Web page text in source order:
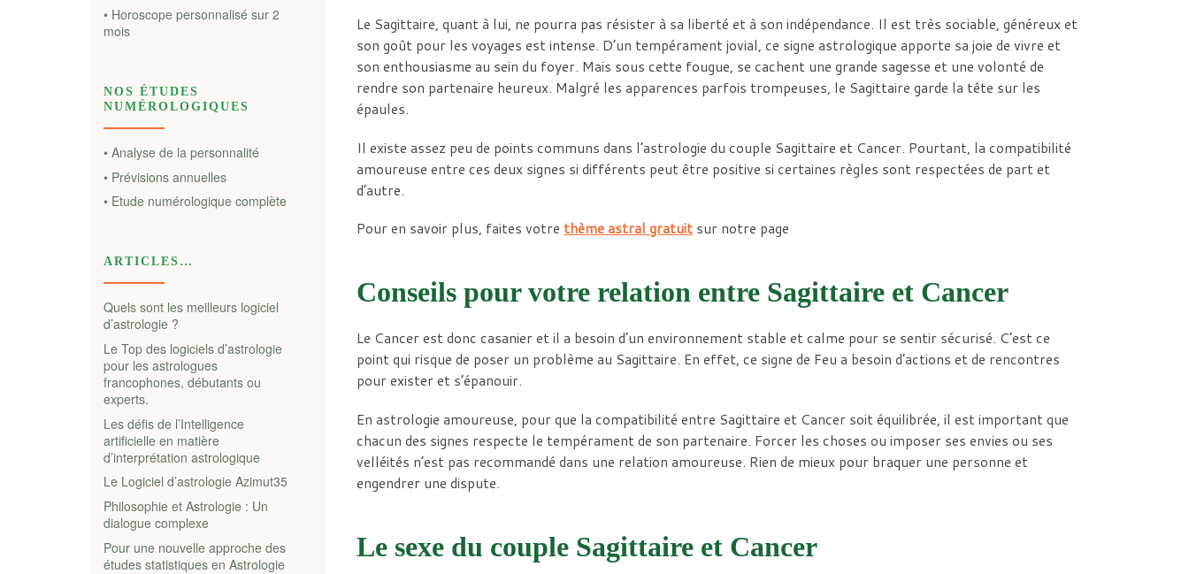
Le Sagittaire, quant à lui, ne pourra pas résister à sa liberté et à son indépendance. Il est très sociable, généreux et
son goût pour les voyages est intense. D’un tempérament jovial, ce signe astrologique apporte sa joie de vivre et
son enthousiasme au sein du foyer. Mais sous cette fougue, se cachent une grande sagesse et une volonté de
rendre son partenaire heureux. Malgré les apparences parfois trompeuses, le Sagittaire garde la tête sur les
épaules.
Il existe assez peu de points communs dans l’astrologie du couple Sagittaire et Cancer. Pourtant, la compatibilité
amoureuse entre ces deux signes si différents peut être positive si certaines règles sont respectées de part et
d’autre.
Pour en savoir plus, faites votre thème astral gratuit sur notre page
Conseils pour votre relation entre Sagittaire et Cancer
Le Cancer est donc casanier et il a besoin d’un environnement stable et calme pour se sentir sécurisé. C’est ce
point qui risque de poser un problème au Sagittaire. En effet, ce signe de Feu a besoin d’actions et de rencontres
pour exister et s’épanouir.
En astrologie amoureuse, pour que la compatibilité entre Sagittaire et Cancer soit équilibrée, il est important que
chacun des signes respecte le tempérament de son partenaire. Forcer les choses ou imposer ses envies ou ses
velléités n’est pas recommandé dans une relation amoureuse. Rien de mieux pour braquer une personne et
engendrer une dispute.
Le sexe du couple Sagittaire et Cancer
• Horoscope personnalisé sur 2
mois
NOS ÉTUDES
NUMÉROLOGIQUES
• Analyse de la personnalité
• Prévisions annuelles
• Etude numérologique complète
ARTICLES…
Quels sont les meilleurs logiciel
d’astrologie ?
Le Top des logiciels d’astrologie
pour les astrologues
francophones, débutants ou
experts.
Les défis de l’Intelligence
artificielle en matière
d’interprétation astrologique
Le Logiciel d’astrologie Azimut35
Philosophie et Astrologie : Un
dialogue complexe
Pour une nouvelle approche des
études statistiques en Astrologie